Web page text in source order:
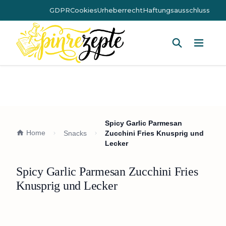
GDPRCookiesUrheberrechtHaftungsausschluss
Home Snacks
Spicy Garlic Parmesan
Zucchini Fries Knusprig und
Lecker
Spicy Garlic Parmesan Zucchini Fries
Knusprig und Lecker